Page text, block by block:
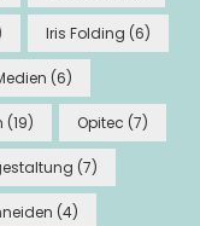
Iris Folding (6)
(6)
(19) Opitec (7)
(7)
(4)